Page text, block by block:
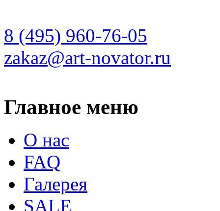
8 (495) 960-76-05
zakaz@art-novator.ru
Главное меню
О нас
FAQ
Галерея
SALE